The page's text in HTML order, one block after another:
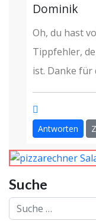
Dominik
Oh, du hast
Tippfehler,
ist. Danke für
Antworten
Suche
Suchen